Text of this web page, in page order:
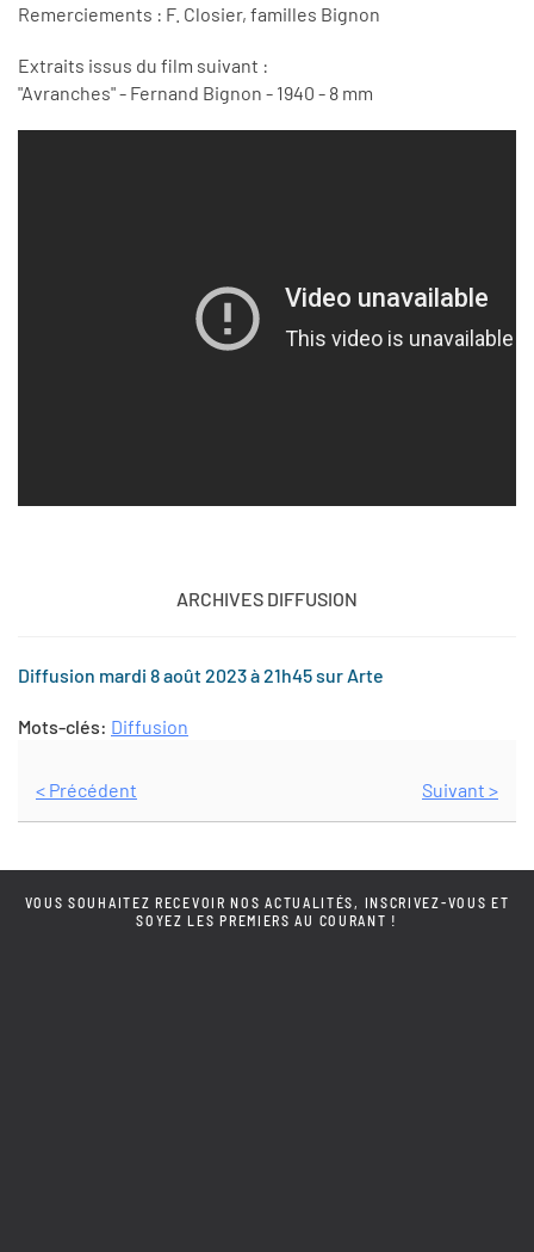
Remerciements : F. Closier, familles Bignon
Extraits issus du film suivant :
"Avranches" - Fernand Bignon - 1940 - 8 mm
ARCHIVES DIFFUSION
Diffusion mardi 8 août 2023 à 21h45 sur Arte
Mots-clés: Diffusion
< Précédent Suivant >
VOUS SOUHAITEZ RECEVOIR NOS ACTUALITÉS, INSCRIVEZ-VOUS ET
SOYEZ LES PREMIERS AU COURANT !